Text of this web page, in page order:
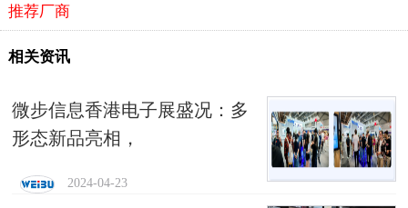
推荐厂商
相关资讯
微步信息香港电子展盛况：多
形态新品亮相，
2024-04-23